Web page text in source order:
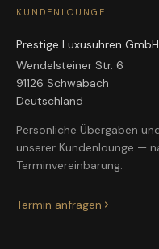
KUNDENLOUNGE
Prestige Luxusuhren GmbH
Wendelsteiner Str. 6
91126 Schwabach
Deutschland
Persönliche Übergaben
unserer Kundenlounge —
Terminvereinbarung.
Termin anfragen